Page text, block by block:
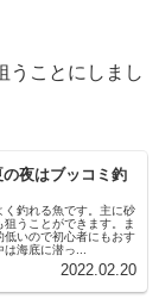
うことにしまし
夜はブッコミ釣
く釣れる魚です。主に砂
うことができます。ま
低いので初心者にもおす
は海底に潜っ...
2022.02.20